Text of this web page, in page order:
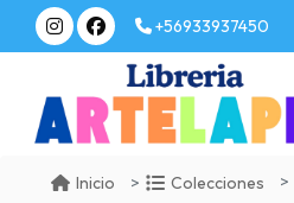
+56933937450
Inicio Colecciones